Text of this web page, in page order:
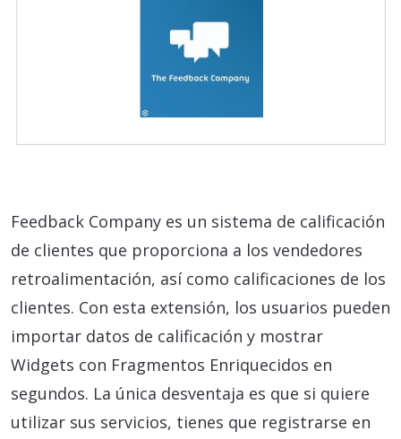
Feedback Company es un sistema de calificación
de clientes que proporciona a los vendedores
retroalimentación, así como calificaciones de los
clientes. Con esta extensión, los usuarios pueden
importar datos de calificación y mostrar
Widgets con Fragmentos Enriquecidos en
segundos. La única desventaja es que si quiere
utilizar sus servicios, tienes que registrarse en